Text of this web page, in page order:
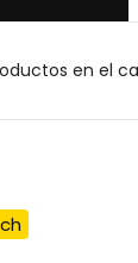
en el